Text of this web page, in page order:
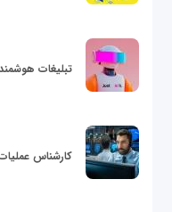
تبلیغات
کارشناس